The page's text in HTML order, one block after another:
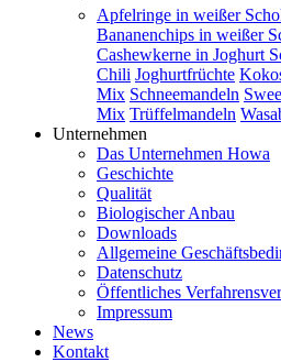
Apfelringe in weißer
Bananenchips in weißer
Cashewkerne in Joghurt
Chili Joghurtfrüchte
Mix Schneemandeln
Mix Trüffelmandeln
Unternehmen
Das Unternehmen Howa
Geschichte
Qualität
Biologischer Anbau
Downloads
Allgemeine
Datenschutz
Öffentliches
Impressum
News
Kontakt